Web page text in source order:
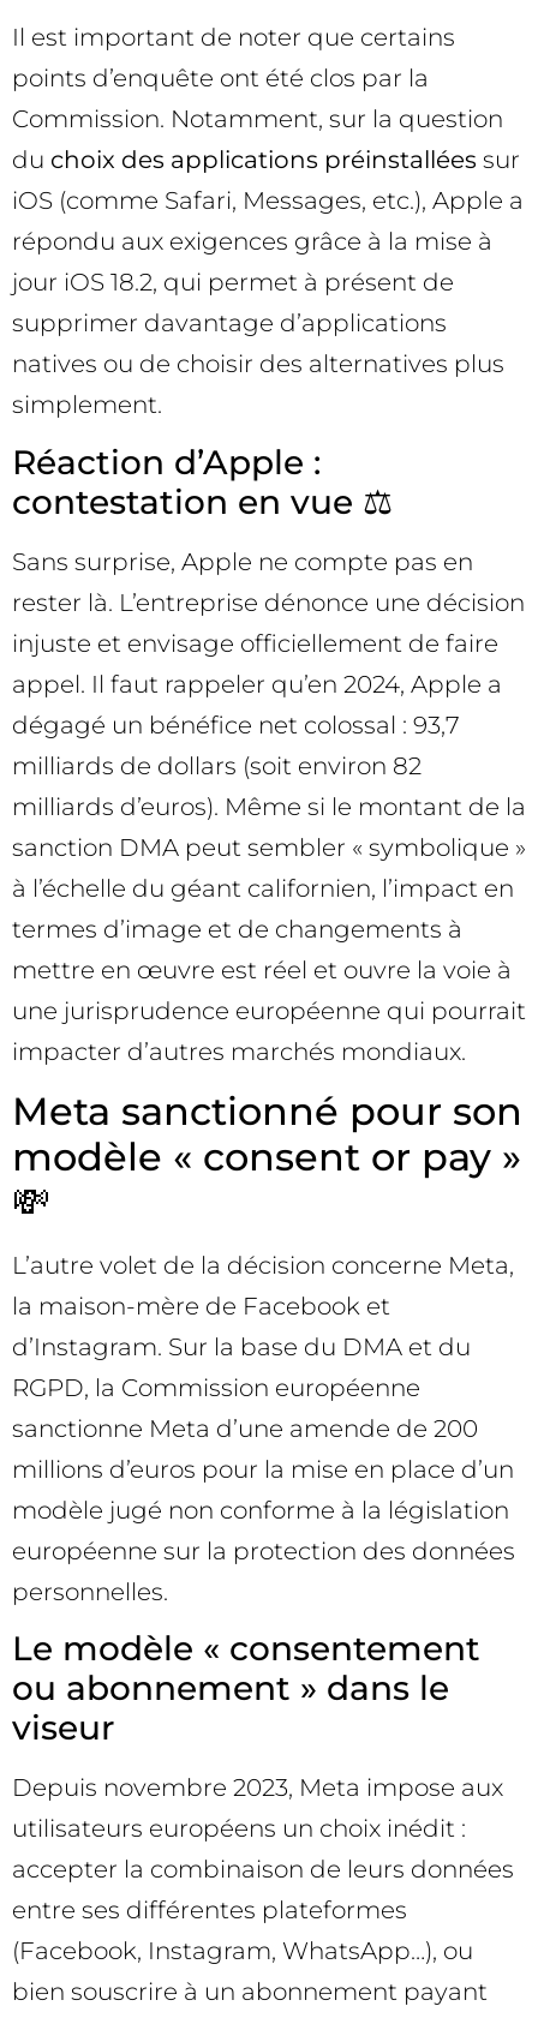
Il est important de noter que certains
points d’enquête ont été clos par la
Commission. Notamment, sur la question
du choix des applications préinstallées sur
iOS (comme Safari, Messages, etc.), Apple a
répondu aux exigences grâce à la mise à
jour iOS 18.2, qui permet à présent de
supprimer davantage d’applications
natives ou de choisir des alternatives plus
simplement.
Réaction d’Apple :
contestation en vue ⚖️
Sans surprise, Apple ne compte pas en
rester là. L’entreprise dénonce une décision
injuste et envisage officiellement de faire
appel. Il faut rappeler qu’en 2024, Apple a
dégagé un bénéfice net colossal : 93,7
milliards de dollars (soit environ 82
milliards d’euros). Même si le montant de la
sanction DMA peut sembler « symbolique »
à l’échelle du géant californien, l’impact en
termes d’image et de changements à
mettre en œuvre est réel et ouvre la voie à
une jurisprudence européenne qui pourrait
impacter d’autres marchés mondiaux.
Meta sanctionné pour son
modèle « consent or pay »
💸
L’autre volet de la décision concerne Meta,
la maison-mère de Facebook et
d’Instagram. Sur la base du DMA et du
RGPD, la Commission européenne
sanctionne Meta d’une amende de 200
millions d’euros pour la mise en place d’un
modèle jugé non conforme à la législation
européenne sur la protection des données
personnelles.
Le modèle « consentement
ou abonnement » dans le
viseur
Depuis novembre 2023, Meta impose aux
utilisateurs européens un choix inédit :
accepter la combinaison de leurs données
entre ses différentes plateformes
(Facebook, Instagram, WhatsApp…), ou
bien souscrire à un abonnement payant